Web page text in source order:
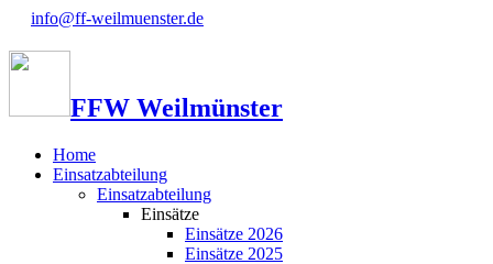
info@ff-weilmuenster.de
FFW Weilmünster
Home
Einsatzabteilung
Einsatzabteilung
Einsätze
Einsätze 2026
Einsätze 2025